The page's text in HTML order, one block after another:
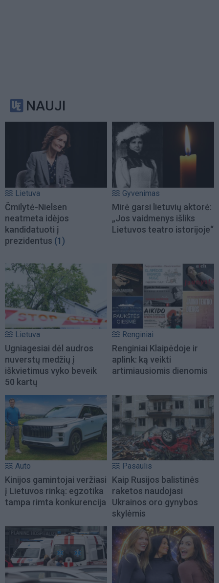
NAUJI
Lietuva
Čmilytė-Nielsen
neatmeta idėjos
kandidatuoti į
prezidentus (1)
Gyvenimas
Mirė garsi lietuvių aktorė:
„Jos vaidmenys išliks
Lietuvos teatro istorijoje“
Lietuva
Ugniagesiai dėl audros
nuverstų medžių į
iškvietimus vyko beveik
50 kartų
Renginiai
Renginiai Klaipėdoje ir
aplink: ką veikti
artimiausiomis dienomis
Auto
Kinijos gamintojai veržiasi
į Lietuvos rinką: egzotika
tampa rimta konkurencija
Pasaulis
Kaip Rusijos balistinės
raketos naudojasi
Ukrainos oro gynybos
skylėmis